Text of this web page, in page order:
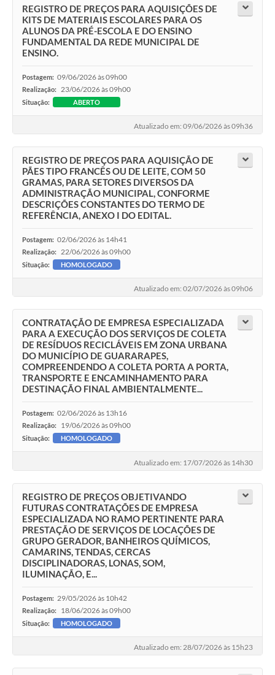
REGISTRO DE PREÇOS PARA AQUISIÇÕES DE
KITS DE MATERIAIS ESCOLARES PARA OS
ALUNOS DA PRÉ-ESCOLA E DO ENSINO
FUNDAMENTAL DA REDE MUNICIPAL DE
ENSINO.
Postagem: 09/06/2026 às 09h00
Realização: 23/06/2026 às 09h00
Situação: ABERTO
Atualizado em: 09/06/2026 às 09h36
REGISTRO DE PREÇOS PARA AQUISIÇÃO DE
PÃES TIPO FRANCÊS OU DE LEITE, COM 50
GRAMAS, PARA SETORES DIVERSOS DA
ADMINISTRAÇÃO MUNICIPAL, CONFORME
DESCRIÇÕES CONSTANTES DO TERMO DE
REFERÊNCIA, ANEXO I DO EDITAL.
Postagem: 02/06/2026 às 14h41
Realização: 22/06/2026 às 09h00
Situação: HOMOLOGADO
Atualizado em: 02/07/2026 às 09h06
CONTRATAÇÃO DE EMPRESA ESPECIALIZADA
PARA A EXECUÇÃO DOS SERVIÇOS DE COLETA
DE RESÍDUOS RECICLÁVEIS EM ZONA URBANA
DO MUNICÍPIO DE GUARARAPES,
COMPREENDENDO A COLETA PORTA A PORTA,
TRANSPORTE E ENCAMINHAMENTO PARA
DESTINAÇÃO FINAL AMBIENTALMENTE...
Postagem: 02/06/2026 às 13h16
Realização: 19/06/2026 às 09h00
Situação: HOMOLOGADO
Atualizado em: 17/07/2026 às 14h30
REGISTRO DE PREÇOS OBJETIVANDO
FUTURAS CONTRATAÇÕES DE EMPRESA
ESPECIALIZADA NO RAMO PERTINENTE PARA
PRESTAÇÃO DE SERVIÇOS DE LOCAÇÕES DE
GRUPO GERADOR, BANHEIROS QUÍMICOS,
CAMARINS, TENDAS, CERCAS
DISCIPLINADORAS, LONAS, SOM,
ILUMINAÇÃO, E...
Postagem: 29/05/2026 às 10h42
Realização: 18/06/2026 às 09h00
Situação: HOMOLOGADO
Atualizado em: 28/07/2026 às 15h23